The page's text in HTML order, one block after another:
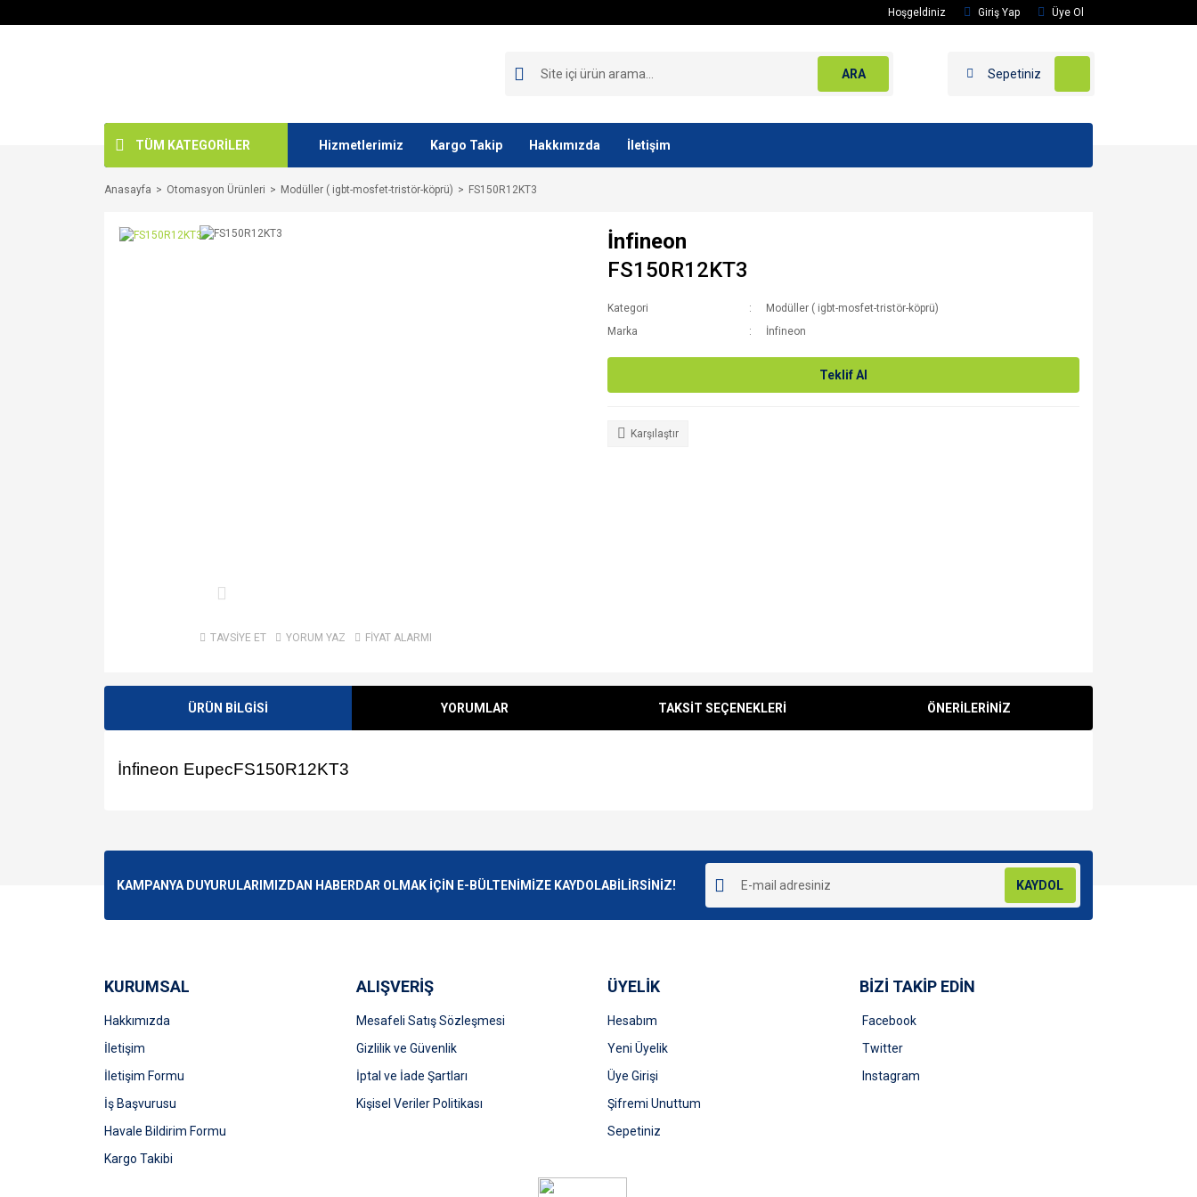
Hoşgeldiniz Giriş Yap Üye Ol
ARA Sepetiniz
TÜM KATEGORİLER Hizmetlerimiz Kargo Takip Hakkımızda İletişim
Anasayfa Otomasyon Ürünleri Modüller ( igbt-mosfet-tristör-köprü) FS150R12KT3
TAVSİYE ET YORUM YAZ FİYAT ALARMI
İnfineon
FS150R12KT3
Kategori
Modüller ( igbt-mosfet-tristör-köprü)
Marka
İnfineon
Teklif Al
Karşılaştır
ÜRÜN BİLGİSİ YORUMLAR TAKSİT SEÇENEKLERİ ÖNERİLERİNİZ
İnfineon EupecFS150R12KT3
Ürün resmi kalitesiz, bozuk veya görüntülenemiyor.
Bu ürüne benzer farklı alternatifler olmalı.
Gönder
KAMPANYA DUYURULARIMIZDAN HABERDAR OLMAK İÇİN E-BÜLTENİMİZE KAYDOLABİLİRSİNİZ! KAYDOL
KURUMSAL
Hakkımızda
İletişim
İletişim Formu
İş Başvurusu
Havale Bildirim Formu
Kargo Takibi
ALIŞVERİŞ
Mesafeli Satış Sözleşmesi
Gizlilik ve Güvenlik
İptal ve İade Şartları
Kişisel Veriler Politikası
ÜYELİK
Hesabım
Yeni Üyelik
Üye Girişi
Şifremi Unuttum
Sepetiniz
BİZİ TAKİP EDİN
Facebook
Twitter
Instagram